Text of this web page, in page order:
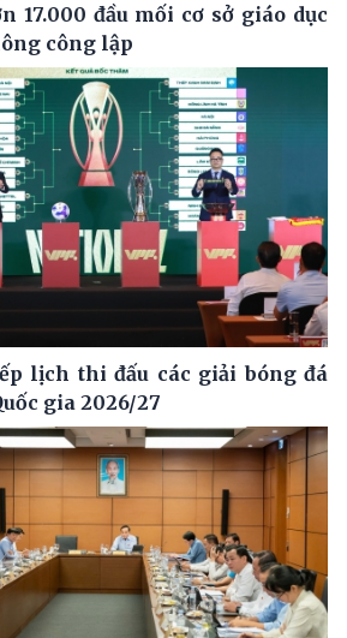
17.000 đầu mối cơ sở giáo dục
công lập
lịch thi đấu các giải bóng đá
gia 2026/27